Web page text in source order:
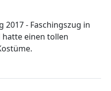
2017 - Faschingszug in
hatte einen tollen